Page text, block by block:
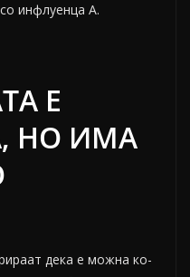
инфлуенца А.
Е
НО ИМА
дека е можна ко-